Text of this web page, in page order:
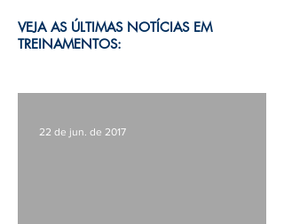
VEJA AS ÚLTIMAS NOTÍCIAS EM
TREINAMENTOS:
22 de jun. de 2017